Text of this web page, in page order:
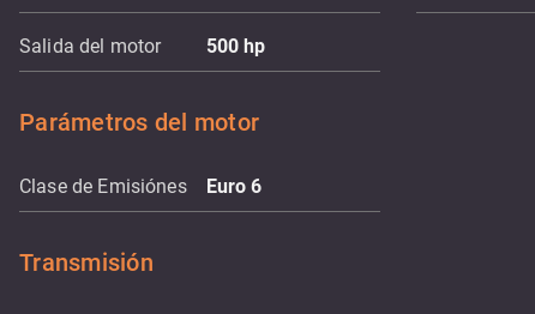
Salida del motor 500hp
Parámetros del motor
Clase de Emisiónes Euro 6
Transmisión